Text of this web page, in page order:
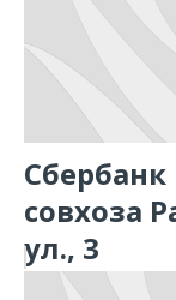
Сбербанк
совхоза
ул., 3